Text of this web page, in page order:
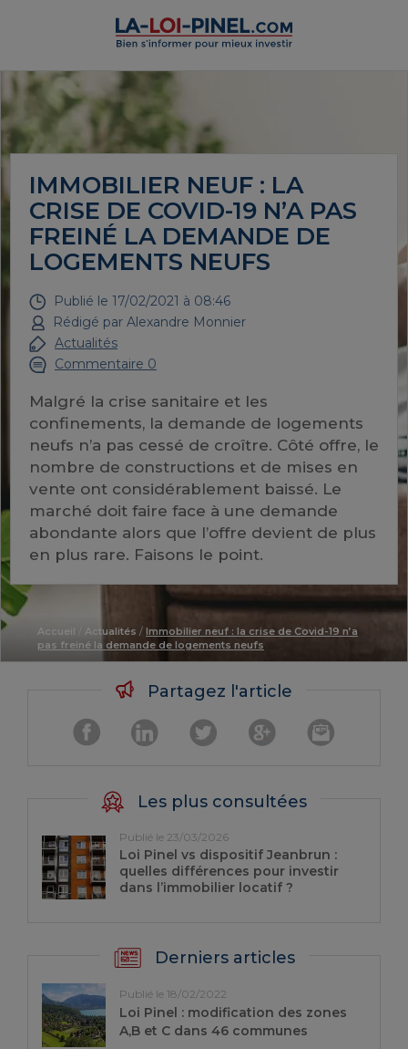
IMMOBILIER NEUF : LA
CRISE DE COVID-19 N’A PAS
FREINÉ LA DEMANDE DE
LOGEMENTS NEUFS
Publié le 17/02/2021 à 08:46
Rédigé par Alexandre Monnier
Actualités
Commentaire 0
Malgré la crise sanitaire et les
confinements, la demande de logements
neufs n’a pas cessé de croître. Côté offre, le
nombre de constructions et de mises en
vente ont considérablement baissé. Le
marché doit faire face à une demande
abondante alors que l’offre devient de plus
en plus rare. Faisons le point.
Accueil Actualités / Immobilier neuf : la crise de Covid-19 n’a
pas freiné la demande de logements neufs
Partagez l'article
Les plus consultées
Publié le 23/03/2026
Loi Pinel vs dispositif Jeanbrun :
quelles différences pour investir
dans l’immobilier locatif ?
Derniers articles
Publié le 18/02/2022
Loi Pinel : modification des zones
A,B et C dans 46 communes